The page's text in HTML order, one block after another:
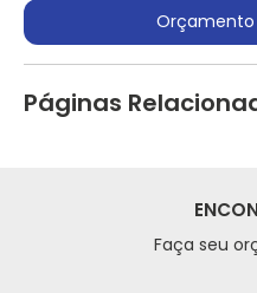
Páginas
Faça seu